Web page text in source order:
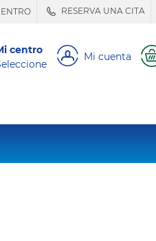
RESERVA UNA CITA
centro
Mi cuenta